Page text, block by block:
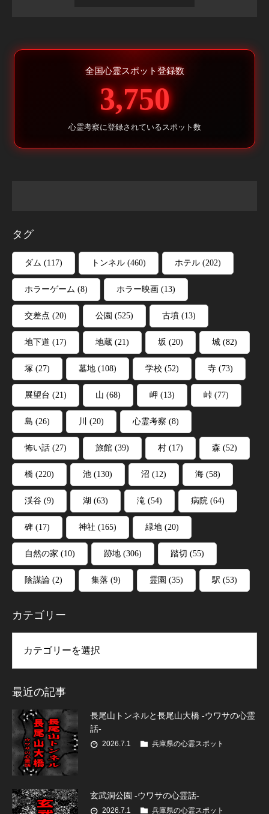
全国心霊スポット登録数
3,750
心霊考察に登録されているスポット数
タグ
ダム (117) トンネル (460) ホテル (202)
ホラーゲーム (8) ホラー映画 (13)
交差点 (20) 公園 (525) 古墳 (13)
地下道 (17) 地蔵 (21) 坂 (20) 城 (82)
塚 (27) 墓地 (108) 学校 (52) 寺 (73)
展望台 (21) 山 (68) 岬 (13) 峠 (77)
島 (26) 川 (20) 心霊考察 (8)
怖い話 (27) 旅館 (39) 村 (17) 森 (52)
橋 (220) 池 (130) 沼 (12) 海 (58)
渓谷 (9) 湖 (63) 滝 (54) 病院 (64)
碑 (17) 神社 (165) 緑地 (20)
自然の家 (10) 跡地 (306) 踏切 (55)
陰謀論 (2) 集落 (9) 霊園 (35) 駅 (53)
カテゴリー
最近の記事
長尾山トンネルと長尾山大橋 -ウワサの心霊
話-
2026.7.1 兵庫県の心霊スポット
玄武洞公園 -ウワサの心霊話-
2026.7.1 兵庫県の心霊スポット